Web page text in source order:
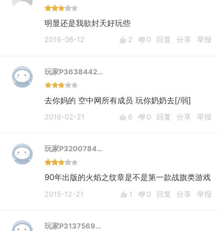
明显还是我欲封天好玩些
2016-08-12 2 0 回复 分享 举报
玩家P3638442…
去你妈的 空中网所有成员 玩你奶奶去[/弱]
2016-02-21 6 0 回复 分享 举报
玩家P3200784…
90年出版的火焰之纹章是不是第一款战旗类游戏
2015-12-21 1 0 回复 分享 举报
玩家P3137569…